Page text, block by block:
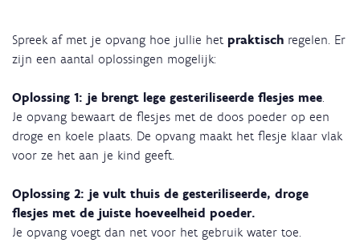
Spreek af met je opvang hoe jullie het praktisch regelen. Er
zijn een aantal oplossingen mogelijk:
Oplossing 1: je brengt lege gesteriliseerde flesjes mee.
Je opvang bewaart de flesjes met de doos poeder op een
droge en koele plaats. De opvang maakt het flesje klaar vlak
voor ze het aan je kind geeft.
Oplossing 2: je vult thuis de gesteriliseerde, droge
flesjes met de juiste hoeveelheid poeder.
Je opvang voegt dan net voor het gebruik water toe.